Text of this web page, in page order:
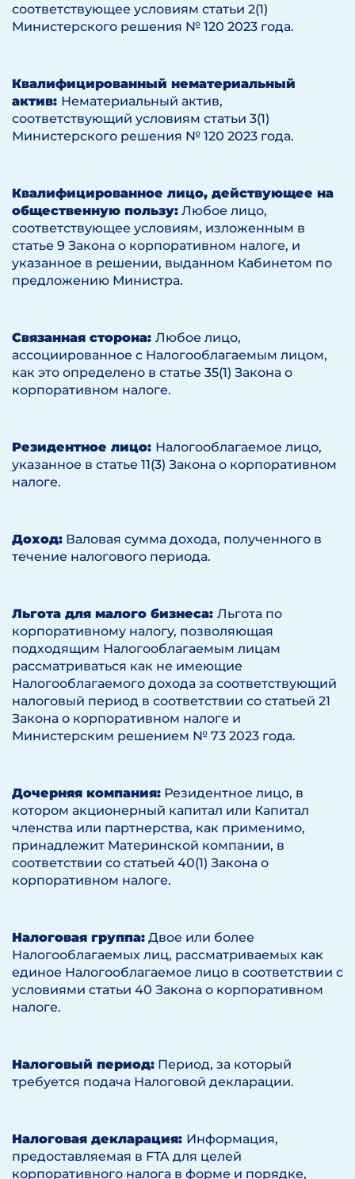
соответствующее условиям статьи 2(1)
Министерского решения № 120 2023 года.
Квалифицированный нематериальный
актив: Нематериальный актив,
соответствующий условиям статьи 3(1)
Министерского решения № 120 2023 года.
Квалифицированное лицо, действующее на
общественную пользу: Любое лицо,
соответствующее условиям, изложенным в
статье 9 Закона о корпоративном налоге, и
указанное в решении, выданном Кабинетом по
предложению Министра.
Связанная сторона: Любое лицо,
ассоциированное с Налогооблагаемым лицом,
как это определено в статье 35(1) Закона о
корпоративном налоге.
Резидентное лицо: Налогооблагаемое лицо,
указанное в статье 11(3) Закона о корпоративном
налоге.
Доход: Валовая сумма дохода, полученного в
течение налогового периода.
Льгота для малого бизнеса: Льгота по
корпоративному налогу, позволяющая
подходящим Налогооблагаемым лицам
рассматриваться как не имеющие
Налогооблагаемого дохода за соответствующий
налоговый период в соответствии со статьей 21
Закона о корпоративном налоге и
Министерским решением № 73 2023 года.
Дочерняя компания: Резидентное лицо, в
котором акционерный капитал или Капитал
членства или партнерства, как применимо,
принадлежит Материнской компании, в
соответствии со статьей 40(1) Закона о
корпоративном налоге.
Налоговая группа: Двое или более
Налогооблагаемых лиц, рассматриваемых как
единое Налогооблагаемое лицо в соответствии с
условиями статьи 40 Закона о корпоративном
налоге.
Налоговый период: Период, за который
требуется подача Налоговой декларации.
Налоговая декларация: Информация,
предоставляемая в FTA для целей
корпоративного налога в форме и порядке,